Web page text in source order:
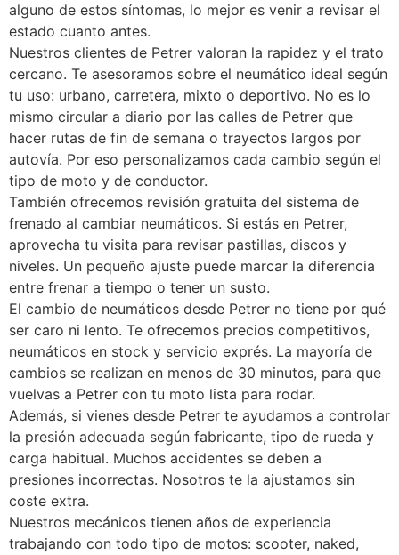
alguno de estos síntomas, lo mejor es venir a revisar el
estado cuanto antes.
Nuestros clientes de Petrer valoran la rapidez y el trato
cercano. Te asesoramos sobre el neumático ideal según
tu uso: urbano, carretera, mixto o deportivo. No es lo
mismo circular a diario por las calles de Petrer que
hacer rutas de fin de semana o trayectos largos por
autovía. Por eso personalizamos cada cambio según el
tipo de moto y de conductor.
También ofrecemos revisión gratuita del sistema de
frenado al cambiar neumáticos. Si estás en Petrer,
aprovecha tu visita para revisar pastillas, discos y
niveles. Un pequeño ajuste puede marcar la diferencia
entre frenar a tiempo o tener un susto.
El cambio de neumáticos desde Petrer no tiene por qué
ser caro ni lento. Te ofrecemos precios competitivos,
neumáticos en stock y servicio exprés. La mayoría de
cambios se realizan en menos de 30 minutos, para que
vuelvas a Petrer con tu moto lista para rodar.
Además, si vienes desde Petrer te ayudamos a controlar
la presión adecuada según fabricante, tipo de rueda y
carga habitual. Muchos accidentes se deben a
presiones incorrectas. Nosotros te la ajustamos sin
coste extra.
Nuestros mecánicos tienen años de experiencia
trabajando con todo tipo de motos: scooter, naked,